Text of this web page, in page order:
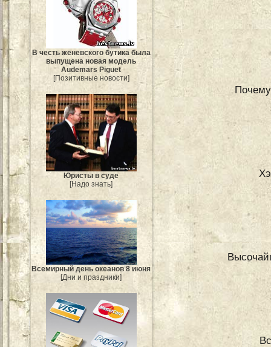
В честь женевского бутика была
выпущена новая модель
Audemars Piguet
[Позитивные новости]
Юристы в суде
[Надо знать]
Всемирный день океанов 8 июня
[Дни и праздники]